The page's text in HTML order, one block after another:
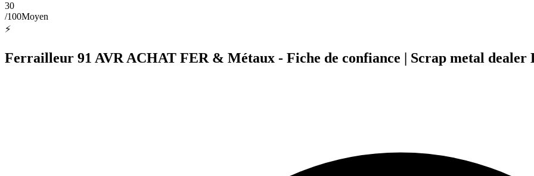
30
/100Moyen
⚡
Ferrailleur 91 AVR ACHAT FER & Métaux - Fiche de confiance | Scrap metal dealer